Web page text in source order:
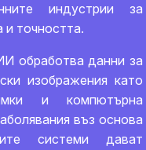
индустрии за
и точността.
обработва данни за
изображения като
и компютърна
въз основа
системи дават